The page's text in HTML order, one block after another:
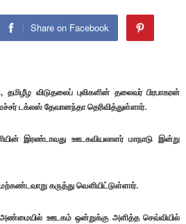
Share on Facebook
விடுதலைப் புலிகளின் தலைவர் பிரபாகரன்
டக்லஸ் தேவானந்தா தெரிவித்துள்ளார்.
இரண்டாவது ஊடகவியலாளர் மாநாடு இன்று
கருத்து வௌியிட்டுள்ளார்.
ஊடகம் ஒன்றுக்கு அளித்த செவ்வியில்